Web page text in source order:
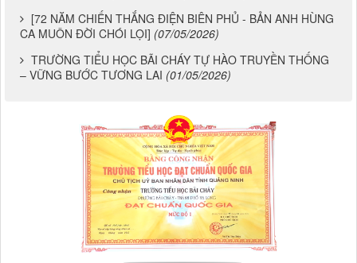
[72 NĂM CHIẾN THẮNG ĐIỆN BIÊN PHỦ - BẢN ANH HÙNG
CA MUÔN ĐỜI CHÓI LỌI] (07/05/2026)
TRƯỜNG TIỂU HỌC BÃI CHÁY TỰ HÀO TRUYỀN THỐNG
– VỮNG BƯỚC TƯƠNG LAI (01/05/2026)